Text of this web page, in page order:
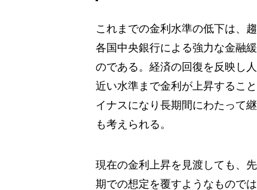
これまでの金利水準の低下は、
各国中央銀行による強力な金融
のである。経済の回復を反映し
近い水準まで金利が上昇するこ
イナスになり長期間にわたって
も考えられる。
現在の金利上昇を見渡しても、
期での想定を覆すようなもので